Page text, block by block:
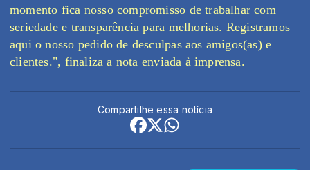
momento fica nosso compromisso de trabalhar com
seriedade e transparência para melhorias. Registramos
aqui o nosso pedido de desculpas aos amigos(as) e
clientes.", finaliza a nota enviada à imprensa.
Compartilhe essa notícia